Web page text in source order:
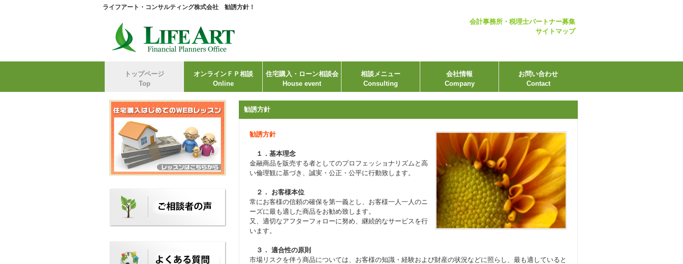
ライフアート・コンサルティング株式会社 勧誘方針！
会計事務所・税理士パートナー募集
サイトマップ
トップページ
Top
オンラインＦＰ相談
Online
住宅購入・ローン相談会
House event
相談メニュー
Consulting
会社情報
Company
お問い合わせ
Contact
勧誘方針
勧誘方針
１．基本理念
金融商品を販売する者としてのプロフェッショナリズムと高
い倫理観に基づき、誠実・公正・公平に行動致します。
２． お客様本位
常にお客様の信頼の確保を第一義とし、お客様一人一人のニ
ーズに最も適した商品をお勧め致します。
又、適切なアフターフォローに努め、継続的なサービスを行
います。
３． 適合性の原則
市場リスクを伴う商品については、お客様の知識・経験および財産の状況などに照らし、最も適していると